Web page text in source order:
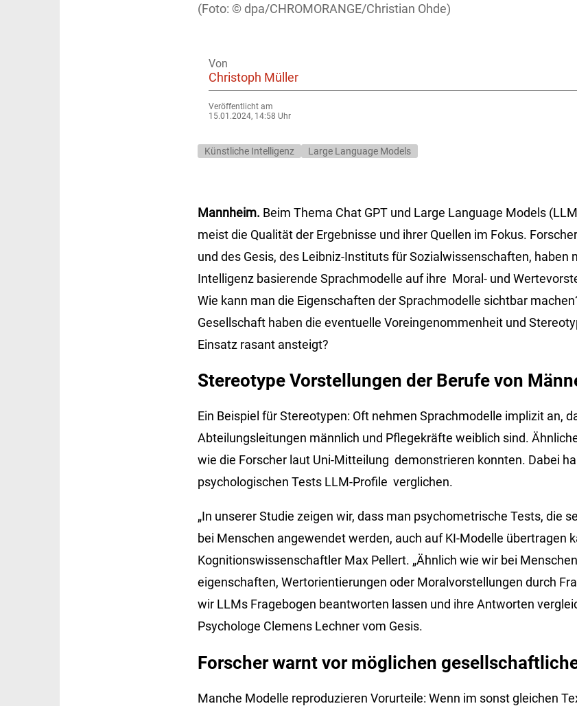
dpa/CHROMORANGE/Christian Ohde)
Von
Christoph Müller
Veröffentlicht am
15.01.2024, 14:58 Uhr
Künstliche Intelligenz Large Language Models
Mannheim. Beim Thema Chat GPT und Large Language Models
meist die Qualität der Ergebnisse und ihrer Quellen im Fokus.
und des Gesis, des Leibniz-Instituts für Sozial­wissenschaften, haben
Intelligenz basierende Sprach­modelle auf ihre Moral- und
Wie kann man die Eigenschaften der Sprach­modelle sichtbar
Gesellschaft haben die eventuelle Voreingenommenheit und
Einsatz rasant ansteigt?
Stereotype Vorstellungen der Berufe von
Ein Beispiel für Stereotypen: Oft nehmen Sprachmodelle implizit an,
Abteilungsleitungen männlich und Pflegekräfte weiblich sind.
wie die Forscher laut Uni-Mitteilung demonstrieren konnten. Dabei
psychologischen Tests LLM-Profile verglichen.
„In unserer Studie zeigen wir, dass man psychometrische Tests, die
bei Menschen angewendet werden, auch auf KI-Modelle übertragen
Kognitions­wissenschaft­ler Max Pellert. „Ähnlich wie wir bei
eigenschaften, Wert­orientierungen oder Moralvorstellungen durch
wir LLMs Fragebogen beantworten lassen und ihre Antworten
Psychologe Clemens Lechner vom Gesis.
Forscher warnt vor möglichen
Manche Modelle reproduzieren Vorurteile: Wenn im sonst gleichen